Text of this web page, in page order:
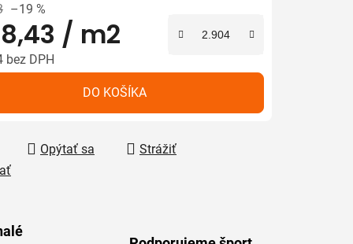
–19 %
/ m2
bez DPH
DO KOŠÍKA
Opýtať sa
Strážiť